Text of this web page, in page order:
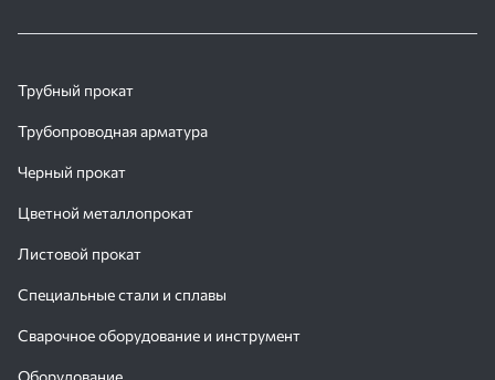
Трубный прокат
Трубопроводная арматура
Черный прокат
Цветной металлопрокат
Листовой прокат
Специальные стали и сплавы
Сварочное оборудование и инструмент
Оборудование